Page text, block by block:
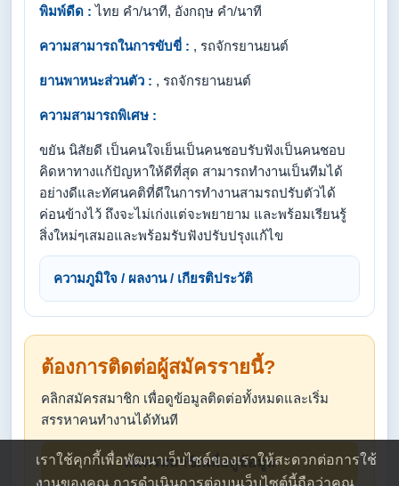
พิมพ์ดีด : ไทย คำ/นาที, อังกฤษ คำ/นาที
ความสามารถในการขับขี่ : , รถจักรยานยนต์
ยานพาหนะส่วนตัว : , รถจักรยานยนต์
ความสามารถพิเศษ :
ขยัน นิสัยดี เป็นคนใจเย็นเป็นคนชอบรับฟังเป็นคนชอบ
คิดหาทางแก้ปัญหาให้ดีที่สุด สามารถทำงานเป็นทีมได้
อย่างดีและทัศนคติที่ดีในการทำงานสามรถปรับตัวได้
ค่อนข้างไว้ ถึงจะไม่เก่งแต่จะพยายาม และพร้อมเรียนรู้
สิ่งใหม่ๆเสมอและพร้อมรับฟังปรับปรุงแก้ไข
ความภูมิใจ / ผลงาน / เกียรติประวัติ
ต้องการติดต่อผู้สมัครรายนี้?
คลิกสมัครสมาชิก เพื่อดูข้อมูลติดต่อทั้งหมดและเริ่ม
สรรหาคนทำงานได้ทันที
สมัครสมาชิกเพื่อดูข้อมูล
เราใช้คุกกี้เพื่อพัฒนาเว็บไซต์ของเราให้สะดวกต่อการใช้
งานของคุณ การดำเนินการต่อบนเว็บไซต์นี้ถือว่าคุณ